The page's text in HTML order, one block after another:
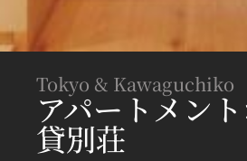
Tokyo & Kawaguchiko
アパートメント
貸別荘